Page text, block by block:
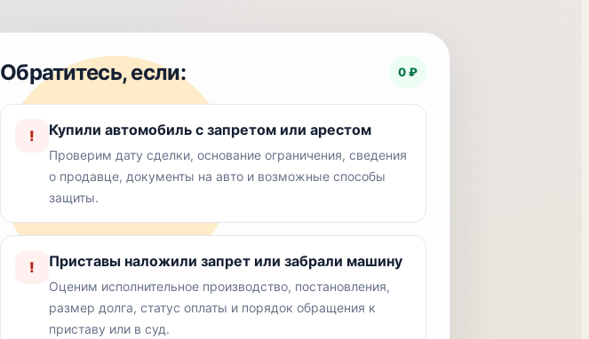
Обратитесь, если: 0 ₽
! Купили автомобиль с запретом или арестом
Проверим дату сделки, основание ограничения, сведения
о продавце, документы на авто и возможные способы
защиты.
! Приставы наложили запрет или забрали машину
Оценим исполнительное производство, постановления,
размер долга, статус оплаты и порядок обращения к
приставу или в суд.